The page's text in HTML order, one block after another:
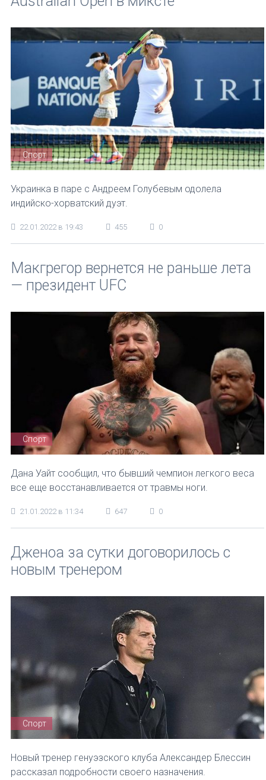
Спорт
Украинка в паре с Андреем Голубевым одолела
индийско-хорватский дуэт.
22.01.2022 в 19:43 455 0
Макгрегор вернется не раньше лета
— президент UFC
Спорт
Дана Уайт сообщил, что бывший чемпион легкого веса
все еще восстанавливается от травмы ноги.
21.01.2022 в 11:34 647 0
Дженоа за сутки договорилось с
новым тренером
Спорт
Новый тренер генуэзского клуба Александер Блессин
рассказал подробности своего назначения.